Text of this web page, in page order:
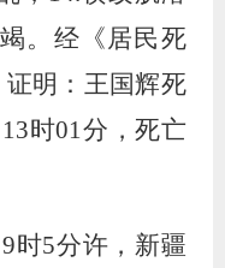
。经《居民死
明：王国辉死
13时01分，死亡
9时5分许，新疆